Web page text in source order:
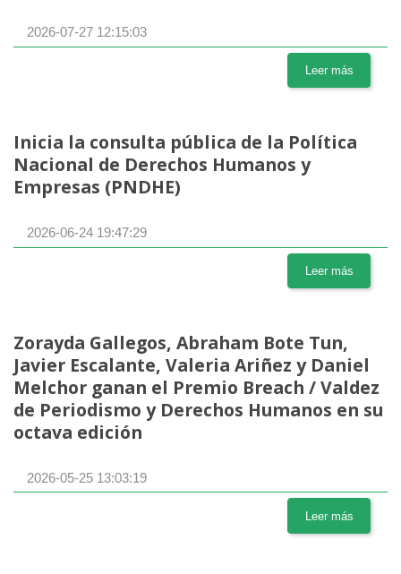
2026-07-27 12:15:03
Leer más
Inicia la consulta pública de la Política
Nacional de Derechos Humanos y
Empresas (PNDHE)
2026-06-24 19:47:29
Leer más
Zorayda Gallegos, Abraham Bote Tun,
Javier Escalante, Valeria Ariñez y Daniel
Melchor ganan el Premio Breach / Valdez
de Periodismo y Derechos Humanos en su
octava edición
2026-05-25 13:03:19
Leer más